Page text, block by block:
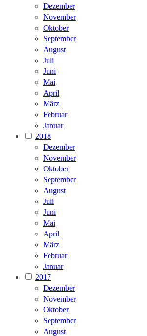
Dezember
November
Oktober
September
August
Juli
Juni
Mai
April
März
Februar
Januar
2018
Dezember
November
Oktober
September
August
Juli
Juni
Mai
April
März
Februar
Januar
2017
Dezember
November
Oktober
September
August